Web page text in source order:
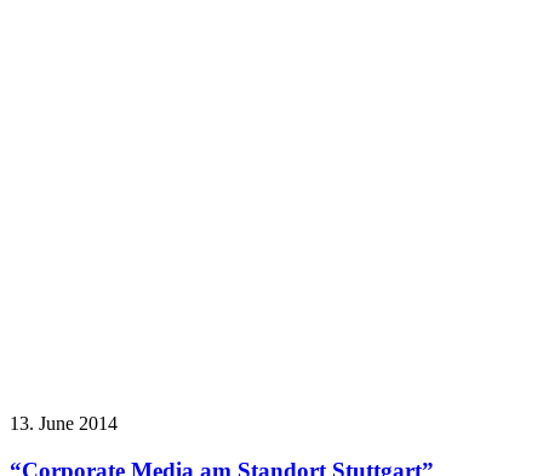
13. June 2014
“Corporate Media am Standort Stuttgart”